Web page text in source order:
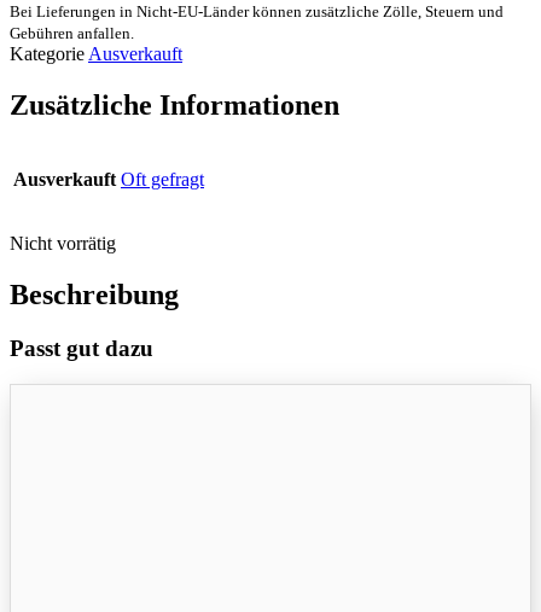
Bei Lieferungen in Nicht-EU-Länder können zusätzliche Zölle, Steuern und
Gebühren anfallen.
Kategorie Ausverkauft
Zusätzliche Informationen
Ausverkauft Oft gefragt
Nicht vorrätig
Beschreibung
Passt gut dazu